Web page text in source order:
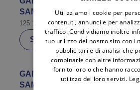
SAMBUCA SPECIAL
125.18 KB
Scarica
GAN ENERGIA – GAS
SAMBUCA SPECIAL
Utilizziamo i cookie per
contenuti, annunci e per
traffico. Condividiamo inoltre
tuo utilizzo del nostro sito con i
pubblicitari e di analisi che
combinarle con altre
fornito loro o che hanno
utilizzo dei loro servizi.